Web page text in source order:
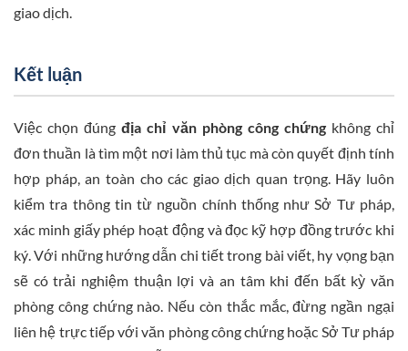
giao dịch.
Kết luận
Việc chọn đúngđịa chỉ văn phòng công chứngkhông chỉ
đơn thuần là tìm một nơi làm thủ tục mà còn quyết định tính
hợp pháp, an toàn cho các giao dịch quan trọng. Hãy luôn
kiểm tra thông tin từ nguồn chính thống như Sở Tư pháp,
xác minh giấy phép hoạt động và đọc kỹ hợp đồng trước khi
ký. Với những hướng dẫn chi tiết trong bài viết, hy vọng bạn
sẽ có trải nghiệm thuận lợi và an tâm khi đến bất kỳ văn
phòng công chứng nào. Nếu còn thắc mắc, đừng ngần ngại
liên hệ trực tiếp với văn phòng công chứng hoặc Sở Tư pháp